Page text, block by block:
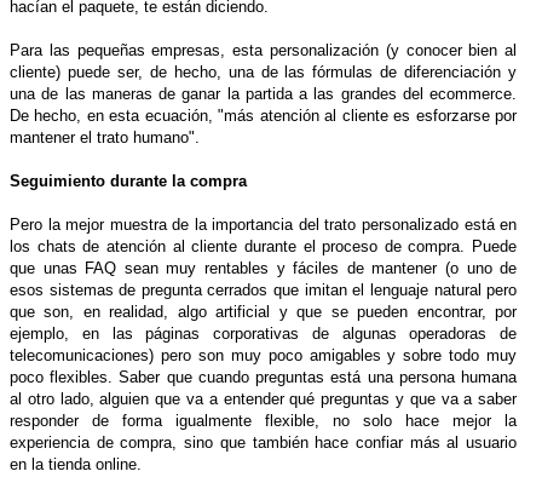
hacían el paquete, te están diciendo.
Para las pequeñas empresas, esta personalización (y conocer bien al
cliente) puede ser, de hecho, una de las fórmulas de diferenciación y
una de las maneras de ganar la partida a las grandes del ecommerce.
De hecho, en esta ecuación, "más atención al cliente es esforzarse por
mantener el trato humano".
Seguimiento durante la compra
Pero la mejor muestra de la importancia del trato personalizado está en
los chats de atención al cliente durante el proceso de compra. Puede
que unas FAQ sean muy rentables y fáciles de mantener (o uno de
esos sistemas de pregunta cerrados que imitan el lenguaje natural pero
que son, en realidad, algo artificial y que se pueden encontrar, por
ejemplo, en las páginas corporativas de algunas operadoras de
telecomunicaciones) pero son muy poco amigables y sobre todo muy
poco flexibles. Saber que cuando preguntas está una persona humana
al otro lado, alguien que va a entender qué preguntas y que va a saber
responder de forma igualmente flexible, no solo hace mejor la
experiencia de compra, sino que también hace confiar más al usuario
en la tienda online.